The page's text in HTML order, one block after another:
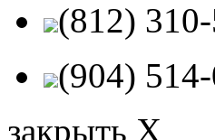
(812)
(904)
закрыть X